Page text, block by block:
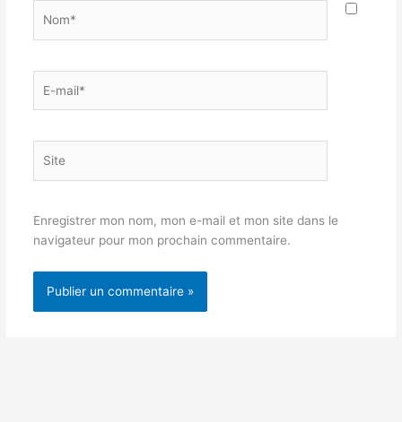
mail*
Enregistrer mon nom, mon e-mail et mon site dans le
navigateur pour mon prochain commentaire.